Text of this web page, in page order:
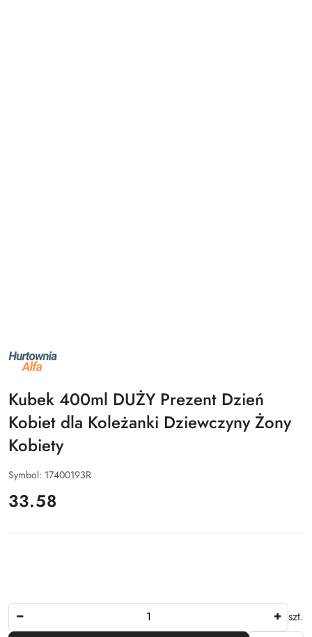
NAZWA
PRODUCENTA:
ALFA
Kubek 400ml DUŻY Prezent Dzień
Kobiet dla Koleżanki Dziewczyny Żony
Kobiety
Symbol: 17400193R
cena:
33.58
szt.